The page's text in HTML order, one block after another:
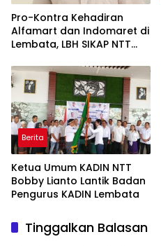
Pro-Kontra Kehadiran
Alfamart dan Indomaret di
Lembata, LBH SIKAP NTT
UMKM
Berita
Ketua Umum KADIN NTT
Bobby Lianto Lantik Badan
Pengurus KADIN Lembata
Tinggalkan Balasan